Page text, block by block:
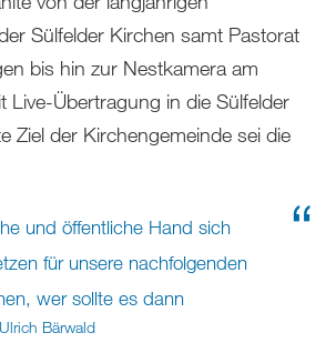
Sülfelder Kirchen samt Pastorat
bis hin zur Nestkamera am
Live-Übertragung in die Sülfelder
Ziel der Kirchengemeinde sei die
und öffentliche Hand sich
für unsere nachfolgenden
wer sollte es dann
Ulrich Bärwald